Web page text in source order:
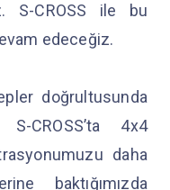
S-CROSS ile bu
edeceğiz.
doğrultusunda
CROSS’ta 4x4
daha
baktığımızda